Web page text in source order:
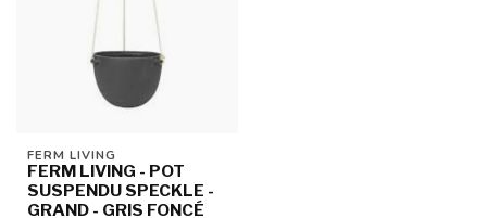
FERM LIVING
FERM LIVING - POT
SUSPENDU SPECKLE -
GRAND - GRIS FONCÉ